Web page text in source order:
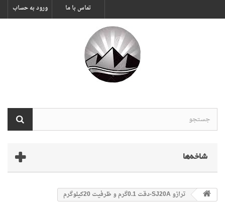
ورود به حساب تماس با ما
شاخه‌ها
ترازو SJ20A-دقت 0.1گرم و ظرفیت 20کیلوگرم